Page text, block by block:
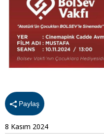
Paylaş
8 Kasım 2024